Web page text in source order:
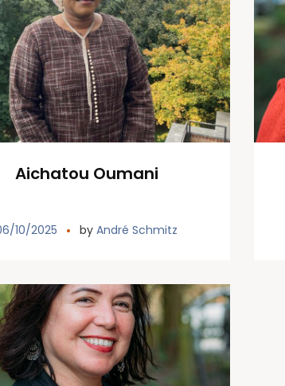
Aichatou Oumani
10/2025 byAndré Schmitz